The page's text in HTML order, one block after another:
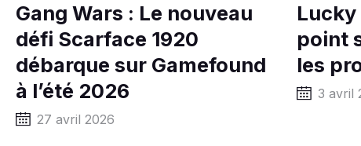
Gang Wars : Le nouveau
défi Scarface 1920
débarque sur Gamefound
à l’été 2026
27 avril 2026
Lucky
point
les
3 avril